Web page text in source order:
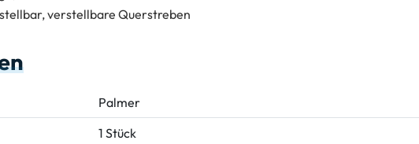
verstellbare Querstreben
Palmer
1 Stück